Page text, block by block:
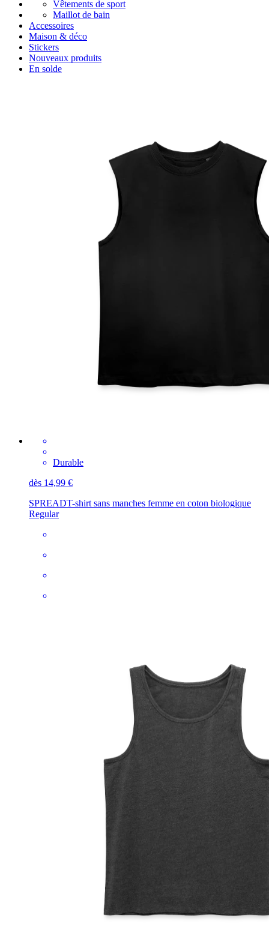
Vêtements de sport
Maillot de bain
Accessoires
Maison & déco
Stickers
Nouveaux produits
En solde
Durable
dès 14,99 €
SPREADT-shirt sans manches femme en coton biologique
Regular